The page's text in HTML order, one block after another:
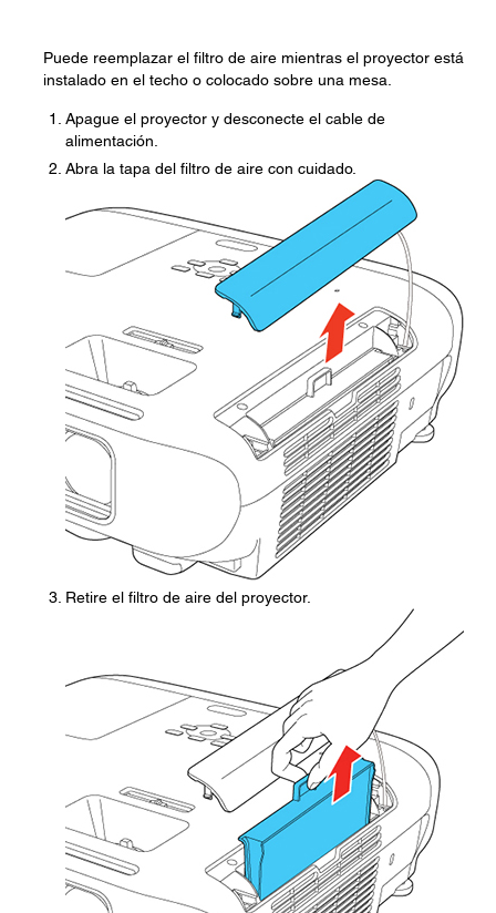
Puede reemplazar el filtro de aire mientras el proyector está
instalado en el techo o colocado sobre una mesa.
Apague el proyector y desconecte el cable de
alimentación.
Abra la tapa del filtro de aire con cuidado.
Retire el filtro de aire del proyector.